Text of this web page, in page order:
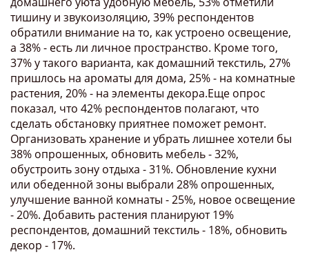
тишину и звукоизоляцию, 39% респондентов
обратили внимание на то, как устроено освещение,
а 38% - есть ли личное пространство. Кроме того,
37% у такого варианта, как домашний текстиль, 27%
пришлось на ароматы для дома, 25% - на комнатные
растения, 20% - на элементы декора.Еще опрос
показал, что 42% респондентов полагают, что
сделать обстановку приятнее поможет ремонт.
Организовать хранение и убрать лишнее хотели бы
38% опрошенных, обновить мебель - 32%,
обустроить зону отдыха - 31%. Обновление кухни
или обеденной зоны выбрали 28% опрошенных,
улучшение ванной комнаты - 25%, новое освещение
- 20%. Добавить растения планируют 19%
респондентов, домашний текстиль - 18%, обновить
декор - 17%.